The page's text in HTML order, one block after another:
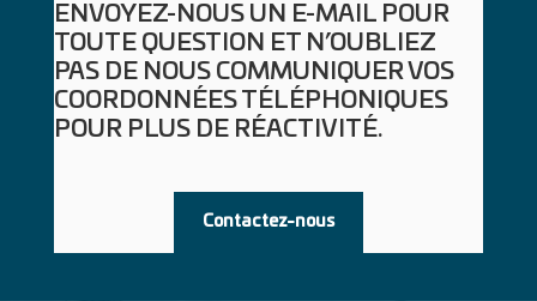
ENVOYEZ-NOUS UN E-MAIL POUR
TOUTE QUESTION ET N’OUBLIEZ
PAS DE NOUS COMMUNIQUER VOS
COORDONNÉES TÉLÉPHONIQUES
POUR PLUS DE RÉACTIVITÉ.
Contactez-nous